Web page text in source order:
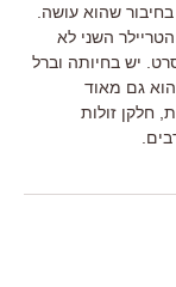
שהוא עושה.
השני לא
יש בחיותה וברל
גם מאוד
חלקן זולות